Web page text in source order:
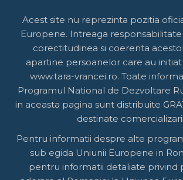
Acest site nu reprezinta pozitia
Europene. Intreaga
corectitudinea si coerenta
apartine persoanelor care au
www.tara-vrancei.ro. Toate
Programul National de Dezvoltare
in aceasta pagina sunt distribuite
destinate
Pentru informatii despre alte
sub egida Uniunii Europene in
pentru informatii detaliate privind